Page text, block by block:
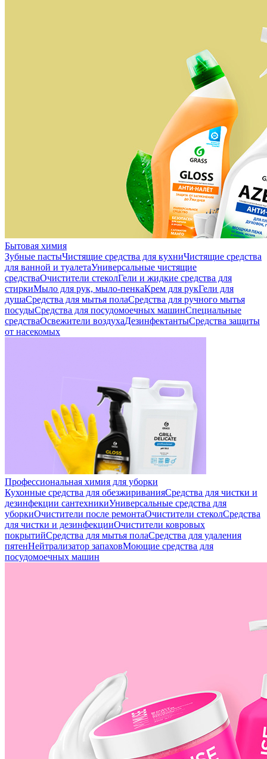
Бытовая химия
Зубные пастыЧистящие средства для кухниЧистящие средства
для ванной и туалетаУниверсальные чистящие
средстваОчистители стеколГели и жидкие средства для
стиркиМыло для рук, мыло-пенкаКрем для рукГели для
душаСредства для мытья полаСредства для ручного мытья
посудыСредства для посудомоечных машинСпециальные
средстваОсвежители воздухаДезинфектантыСредства защиты
от насекомых
Профессиональная химия для уборки
Кухонные средства для обезжириванияСредства для чистки и
дезинфекции сантехникиУниверсальные средства для
уборкиОчистители после ремонтаОчистители стеколСредства
для чистки и дезинфекцииОчистители ковровых
покрытийСредства для мытья полаСредства для удаления
пятенНейтрализатор запаховМоющие средства для
посудомоечных машин